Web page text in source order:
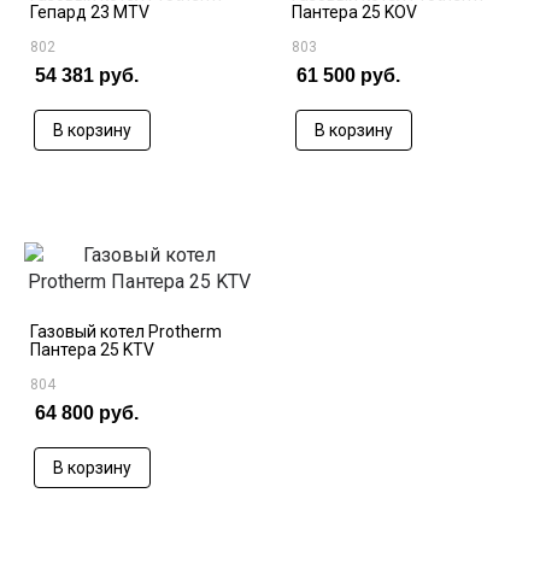
Гепард 23 MTV
802
54 381 руб.
В корзину
Пантера 25 KOV
803
61 500 руб.
В корзину
Газовый котел Protherm
Пантера 25 KTV
804
64 800 руб.
В корзину